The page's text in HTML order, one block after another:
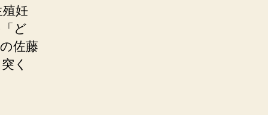
妊
ど
佐藤
く